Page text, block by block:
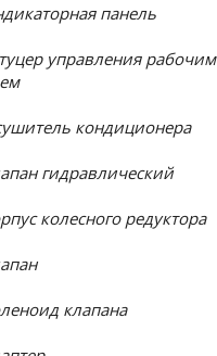
панель
управления рабочим
кондиционера
гидравлический
колесного редуктора
клапана